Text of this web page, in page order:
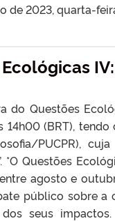
de 2023, quarta-
do Questões
14h00 (BRT),
PUCPR),
*O Questões
agosto e
público sobre a
dos seus